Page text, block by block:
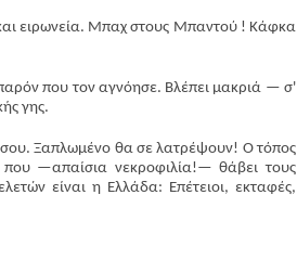
ειρωνεία. Μπαχ στους Μπαντού ! Κάφκα
που τον αγνόησε. Βλέπει μακριά — σ'
γης.
σου. Ξαπλωμένο θα σε λατρέψουν! Ο τόπος
που —απαίσια νεκροφιλία!— θάβει τους
είναι η Ελλάδα: Επέτειοι, εκταφές,